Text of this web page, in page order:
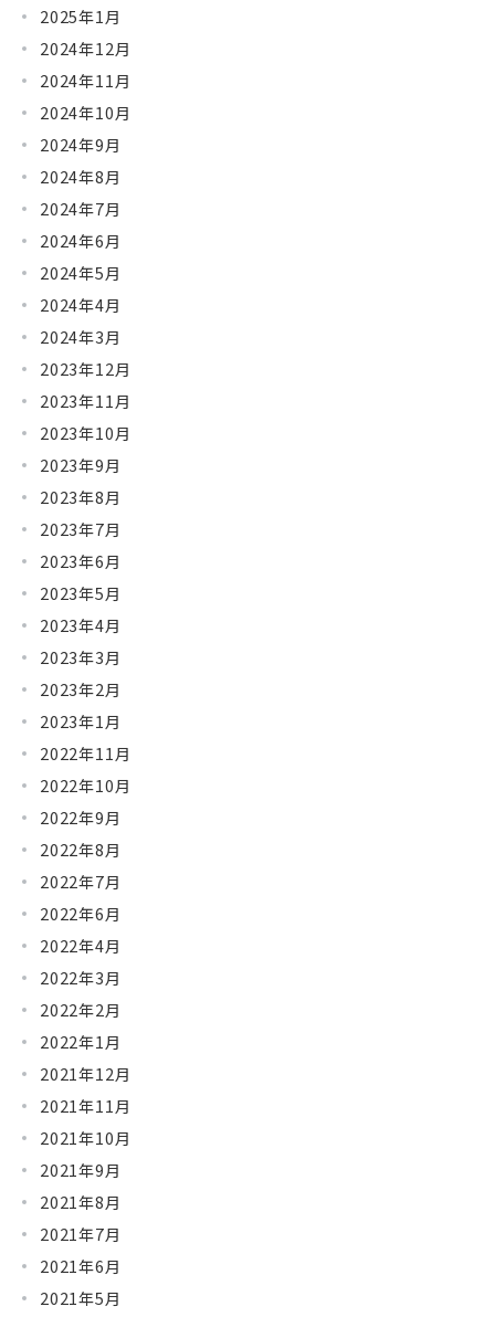
2025年1月
2024年12月
2024年11月
2024年10月
2024年9月
2024年8月
2024年7月
2024年6月
2024年5月
2024年4月
2024年3月
2023年12月
2023年11月
2023年10月
2023年9月
2023年8月
2023年7月
2023年6月
2023年5月
2023年4月
2023年3月
2023年2月
2023年1月
2022年11月
2022年10月
2022年9月
2022年8月
2022年7月
2022年6月
2022年4月
2022年3月
2022年2月
2022年1月
2021年12月
2021年11月
2021年10月
2021年9月
2021年8月
2021年7月
2021年6月
2021年5月